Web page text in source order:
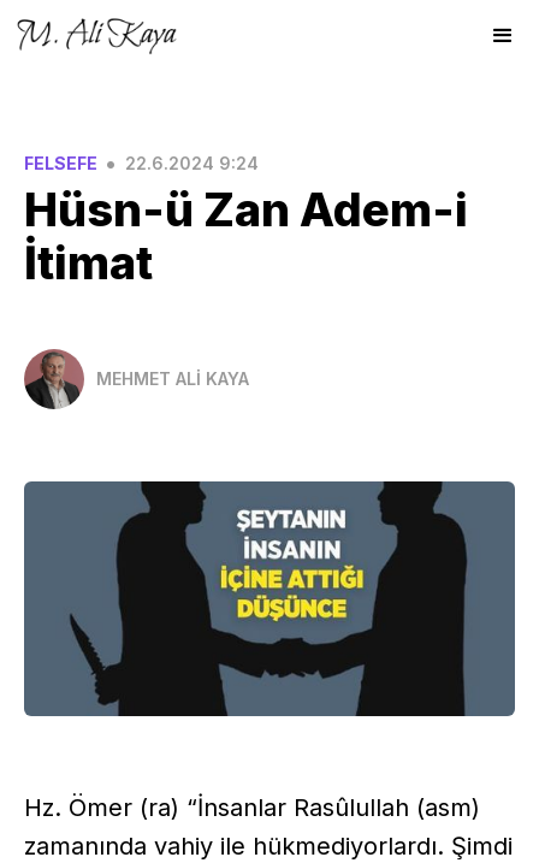
FELSEFE • 22.6.2024 9:24
Hüsn-ü Zan Adem-i
İtimat
MEHMET ALİ KAYA
Hz. Ömer (ra) “İnsanlar Rasûlullah (asm)
zamanında vahiy ile hükmediyorlardı. Şimdi